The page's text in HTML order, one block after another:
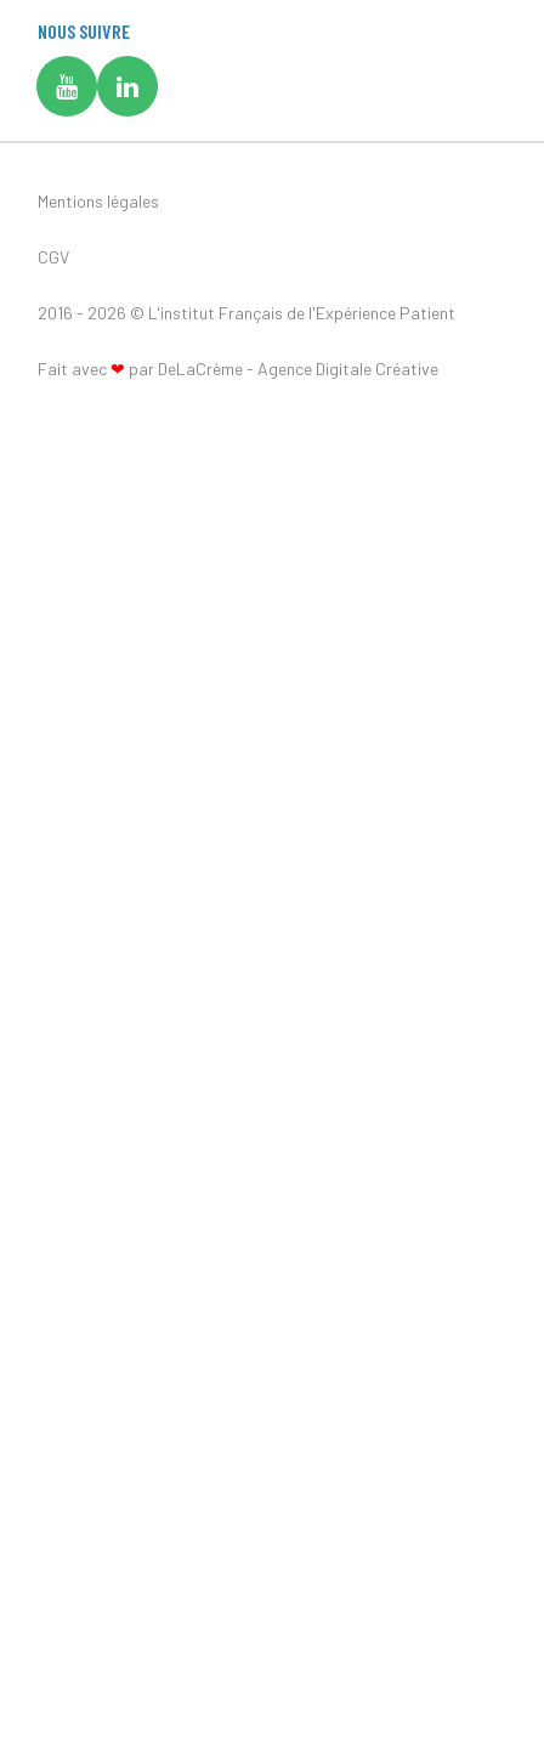
NOUS SUIVRE
Fait avec❤ par DeLaCrème - Agence Digitale Créative
Mentions légales
CGV
2016 - 2026 © L'institut Français de l'Expérience Patient